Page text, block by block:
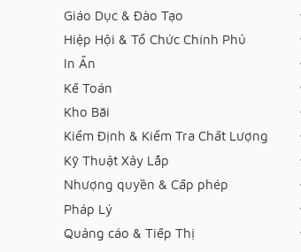
Giáo Dục & Đào Tạo
Hiệp Hội & Tổ Chức Chính Phủ
In Ấn
Kế Toán
Kho Bãi
Kiểm Định & Kiểm Tra Chất Lượng
Kỹ Thuật Xây Lắp
Nhượng quyền & Cấp phép
Pháp Lý
Quảng cáo & Tiếp Thị